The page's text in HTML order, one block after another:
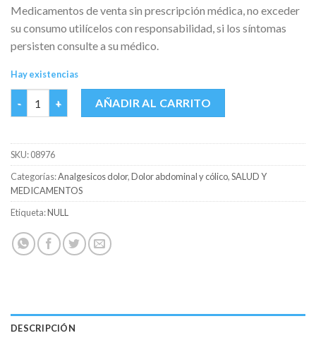
Medicamentos de venta sin prescripción médica, no exceder
su consumo utilícelos con responsabilidad, si los síntomas
persisten consulte a su médico.
Hay existencias
BUSCAPINA CAJA X 20 GRAG cantidad
AÑADIR AL CARRITO
SKU:08976
Categorías:Analgesicos dolor,Dolor abdominal y cólico,SALUD Y
MEDICAMENTOS
Etiqueta:NULL
DESCRIPCIÓN